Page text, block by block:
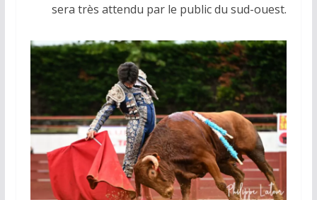
sera très attendu par le public du sud-ouest.